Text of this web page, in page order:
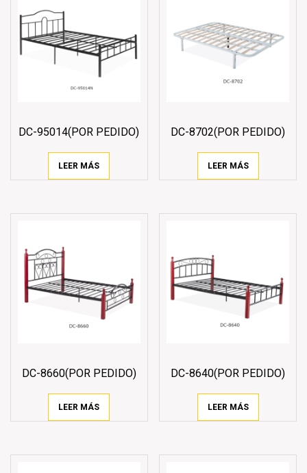
DC-95014(POR PEDIDO)
LEER MÁS
DC-8702(POR PEDIDO)
LEER MÁS
DC-8660(POR PEDIDO)
LEER MÁS
DC-8640(POR PEDIDO)
LEER MÁS